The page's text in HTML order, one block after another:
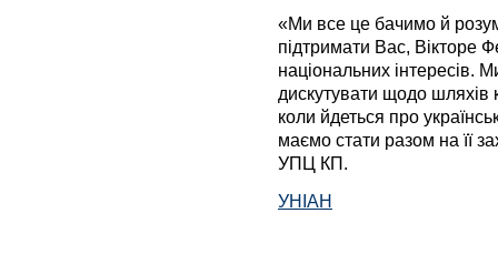
«Ми все це бачимо й
підтримати Вас, Вікторе
національних інтересів.
дискутувати щодо
коли йдеться про
маємо стати разом на її
УПЦ КП.
УНІАН